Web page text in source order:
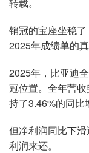
销冠的宝座坐稳
2025年成绩单的真
2025年，比亚迪
冠位置。全年营
持了3.46%的同比
但净利润同比下
利润来还。